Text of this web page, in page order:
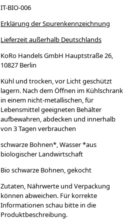
IT-BIO-006
Erklärung der Spurenkennzeichnung
Lieferzeit außerhalb Deutschlands
KoRo Handels GmbH Hauptstraße 26,
10827 Berlin
Kühl und trocken, vor Licht geschützt
lagern. Nach dem Öffnen im Kühlschrank
in einem nicht-metallischen, für
Lebensmittel geeigneten Behälter
aufbewahren, abdecken und innerhalb
von 3 Tagen verbrauchen
schwarze Bohnen*, Wasser *aus
biologischer Landwirtschaft
Bio schwarze Bohnen, gekocht
Zutaten, Nährwerte und Verpackung
können abweichen. Für korrekte
Informationen schau bitte in die
Produktbeschreibung.